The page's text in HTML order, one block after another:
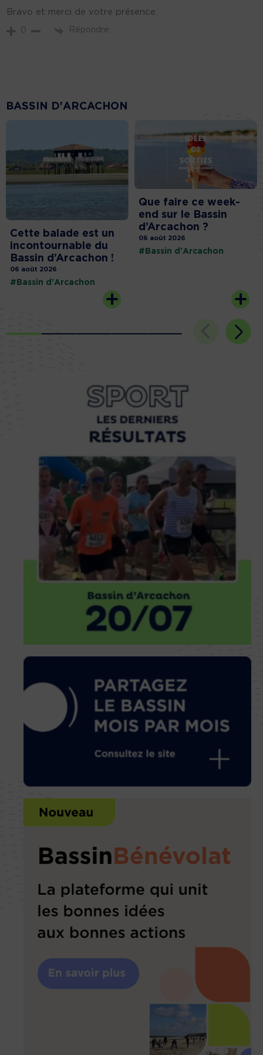
Bravo et merci de votre présence.
0 Répondre
BASSIN D'ARCACHON
Cette balade est un
incontournable du
Bassin d’Arcachon !
06 août 2026
#Bassin d'Arcachon
Que faire ce week-
end sur le Bassin
d’Arcachon ?
06 août 2026
#Bassin d'Arcachon